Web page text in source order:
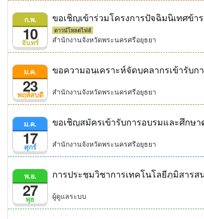
จันทร์
ก.พ.
10
ขอเชิญเข้าร่วมโครงการปัจฉิมนิเทศข้า
ดาวน์โหลดไฟล์
สำนักงานจังหวัดพระนครศรีอยุธยา
พฤหัสบดี
ม.ค.
23
ขอความอนุเคราะห์จัดบุคลากรเข้ารับ
สำนักงานจังหวัดพระนครศรีอยุธยา
ศุกร์
ม.ค.
17 สำนักงานจังหวัดพระนครศรีอยุธยา
พุธ
พ.ย.
27
การประชุมวิชาการเทคโนโลยีภูมิสารส
ผู้ดูแลระบบ